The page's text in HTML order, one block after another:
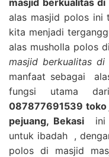
alas masjid polos ini
kita menjadi
alas musholla polos di
masjid berkualitas di
manfaat sebagai
fungsi utama
087877691539 toko
pejuang, Bekasi ini
untuk ibadah ,
polos di masjid